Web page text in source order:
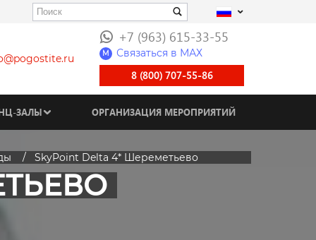
+7 (963) 615-33-55
M Связаться в МАХ
8 (800) 707-55-86
ЗАЛЫ ОРГАНИЗАЦИЯ МЕРОПРИЯТИЙ
SkyPoint Delta 4* Шереметьево